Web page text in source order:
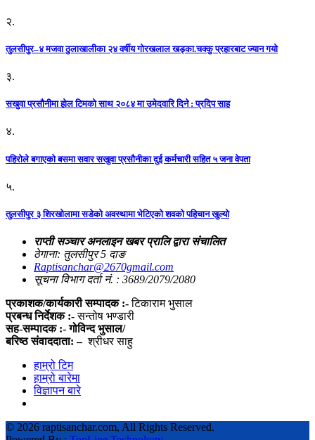
२.
तुलसीपुर–४ मजवा ठुलाखालीका २४ वर्षीय गोरखलाल खड्का.चक्कु प्रहारबाट ज्यान गयो
३.
सखुवा प्रसौनीमा होल टिमको साथ २०८४ मा उमेदवारि दिने : प्रदिप साह
४.
पहिराेले बगाएकाे बसमा सवार सखुवा प्रसाैनीका दुई कर्मचारी सहित ५ जना वेपता
५.
तुलसीपुर ३ शिरखोलामा सडेको अवस्थामा भेटिएको शवको पहिचान खुल्यो
राप्ती सञ्चार अनलाइन खबर प्रालि द्वारा संचालित
ठेगाना: तुलसीपुर 5 दाङ
Raptisanchar@2670gmail.com
सूचना विभाग दर्ता नं. : 3689/2079/2080
प्रकाशक/कार्यकारी सम्पादक :-टिकाराम भुसाल
प्रबन्ध निर्देशक :-सन्तोष भण्डारी
सह-सम्पादक :- गोविन्द भुसाल/
बरिष्ठ संवाददाता: – श्रीधर साहु
हाम्रो टिम
हाम्रो बारेमा
विज्ञापन बारे
© 2026 raptisanchar.com, All Rights Reserved.